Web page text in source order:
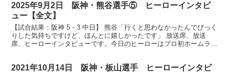
2025年9月2日 阪神・熊谷選手⑤ ヒーローインタビ
ュー【全文】
【試合結果：阪神 5－3 中日】 熊谷「行くと思わなかったんでびっく
りした気持ちですけど、ほんとに嬉しかったです」 放送席、放送
席、ヒーローインタビューです。今日のヒーローはプロ初ホームラン
2021年10月14日 阪神・板山選手 ヒーローインタビ